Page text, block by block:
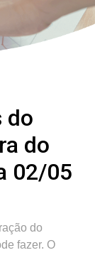
do
do
02/05
do
fazer. O